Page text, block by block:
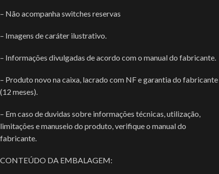
– Não acompanha switches reservas
– Imagens de caráter ilustrativo.
– Informações divulgadas de acordo com o manual do fabricante.
– Produto novo na caixa, lacrado com NF e garantia do fabricante
(12 meses).
– Em caso de duvidas sobre informações técnicas, utilização,
limitações e manuseio do produto, verifique o manual do
fabricante.
CONTEÚDO DA EMBALAGEM: